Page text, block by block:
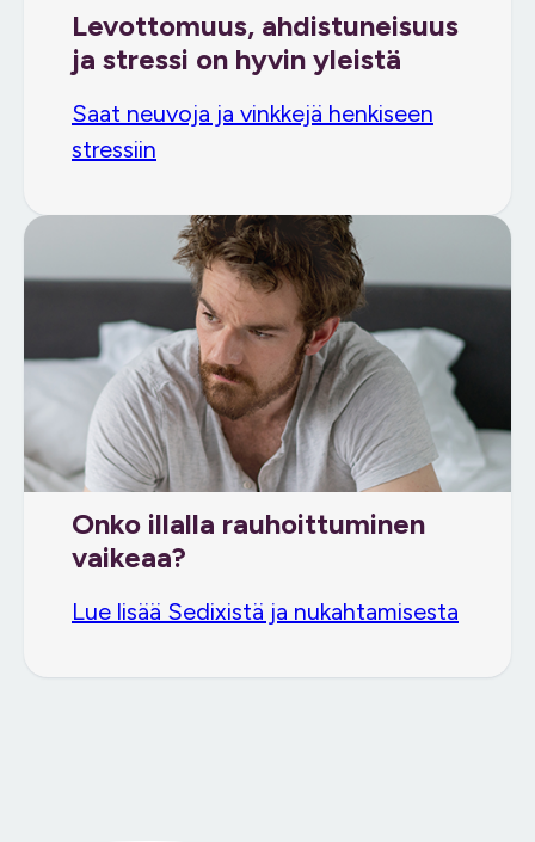
Levottomuus, ahdistuneisuus
ja stressi on hyvin yleistä
Saat neuvoja ja vinkkejä henkiseen
stressiin
Onko illalla rauhoittuminen
vaikeaa?
Lue lisää Sedixistä ja nukahtamisesta